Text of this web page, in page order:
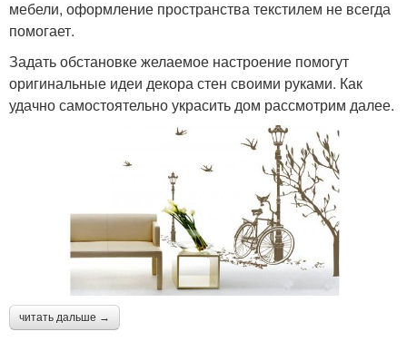
мебели, оформление пространства текстилем не всегда
помогает.
Задать обстановке желаемое настроение помогут
оригинальные идеи декора стен своими руками. Как
удачно самостоятельно украсить дом рассмотрим далее.
читать дальше →